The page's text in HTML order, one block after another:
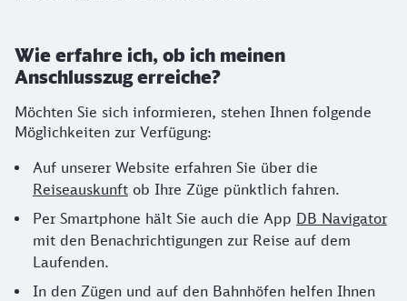
Wie erfahre ich, ob ich meinen
Anschlusszug erreiche?
Möchten Sie sich informieren, stehen Ihnen folgende
Möglichkeiten zur Verfügung:
Auf unserer Website erfahren Sie über die
Reiseauskunft ob Ihre Züge pünktlich fahren.
Per Smartphone hält Sie auch die App DB Navigator
mit den Benachrichtigungen zur Reise auf dem
Laufenden.
In den Zügen und auf den Bahnhöfen helfen Ihnen